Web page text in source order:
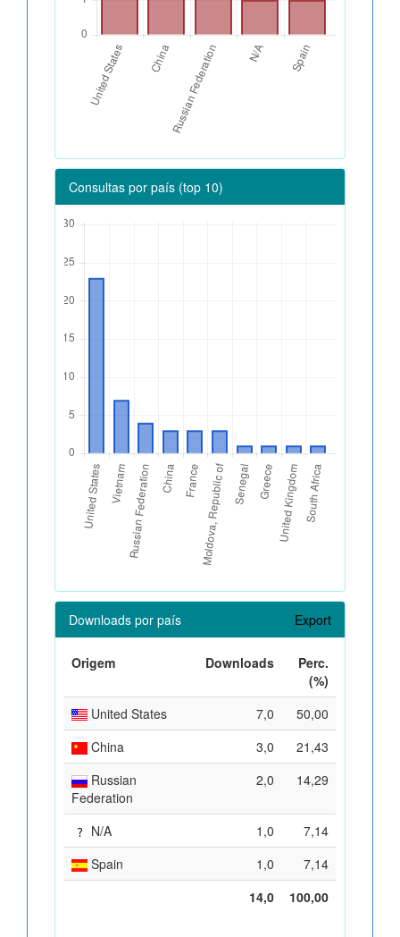
Consultas por país (top 10)
Downloads por país Export
Origem Downloads
Perc.
(%)
United States
7,0
50,00
China
3,0
21,43
Russian
Federation
2,0 14,29
N/A 1,0
7,14
Spain
1,0
7,14
14,0
100,00